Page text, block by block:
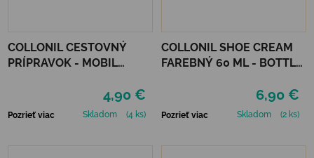
COLLONIL CESTOVNÝ
PRÍPRAVOK - MOBIL
4,90 €
Pozrieť viac Skladom (4 ks)
COLLONIL SHOE CREAM
FAREBNÝ 60 ML - BOTTLE
6,90 €
Pozrieť viac Skladom (2 ks)